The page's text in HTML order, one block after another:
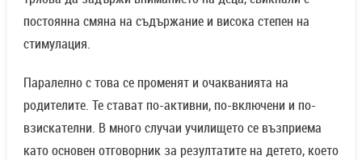
постоянна смяна на съдържание и висока степен на
стимулация.
Паралелно с това се променят и очакванията на
родителите. Те стават по-активни, по-включени и по-
взискателни. В много случаи училището се възприема
като основен отговорник за резултатите на детето, което